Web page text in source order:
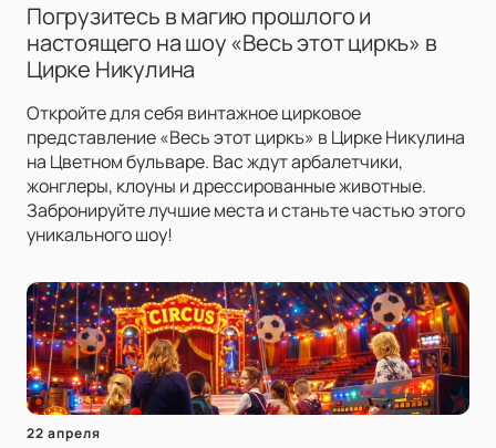
Погрузитесь в магию прошлого и
настоящего на шоу «Весь этот циркъ» в
Цирке Никулина
Откройте для себя винтажное цирковое
представление «Весь этот циркъ» в Цирке Никулина
на Цветном бульваре. Вас ждут арбалетчики,
жонглеры, клоуны и дрессированные животные.
Забронируйте лучшие места и станьте частью этого
уникального шоу!
22 апреля